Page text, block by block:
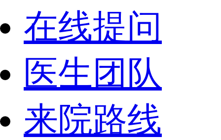
在线提问
医生团队
来院路线